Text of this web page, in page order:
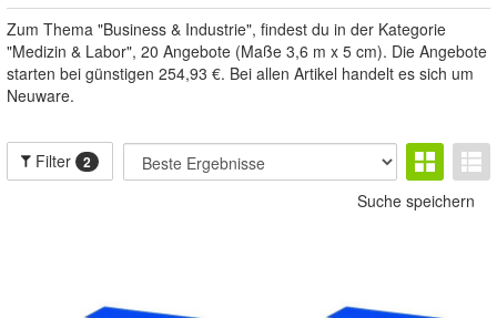
Zum Thema "Business & Industrie", findest du in der Kategorie
"Medizin & Labor", 20 Angebote (Maße 3,6 m x 5 cm). Die Angebote
starten bei günstigen 254,93 €. Bei allen Artikel handelt es sich um
Neuware.
Filter 2
Suche speichern